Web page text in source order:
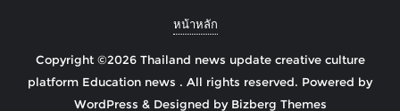
หน้าหลัก
Copyright ©2026 Thailand news update creative culture
platform Education news . All rights reserved. Powered by
WordPress & Designed by Bizberg Themes